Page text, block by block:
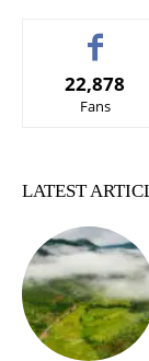
22,878
Fans
LATEST